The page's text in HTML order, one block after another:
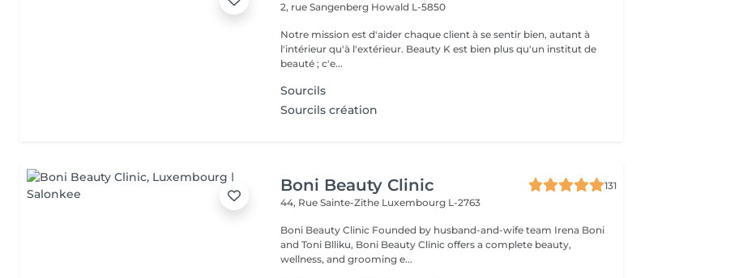
2, rue Sangenberg Howald L-5850
Notre mission est d'aider chaque client à se sentir bien, autant à
l'intérieur qu'à l'extérieur. Beauty K est bien plus qu'un institut de
beauté ; c'e...
Sourcils
Sourcils création
Boni Beauty Clinic
131
44, Rue Sainte-Zithe Luxembourg L-2763
Boni Beauty Clinic Founded by husband-and-wife team Irena Boni
and Toni Blliku, Boni Beauty Clinic offers a complete beauty,
wellness, and grooming e...